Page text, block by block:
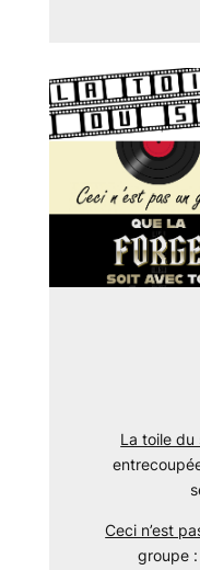
La toile du
Ceci n’est
groupe